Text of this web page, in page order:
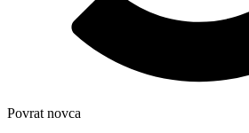
Povrat novca